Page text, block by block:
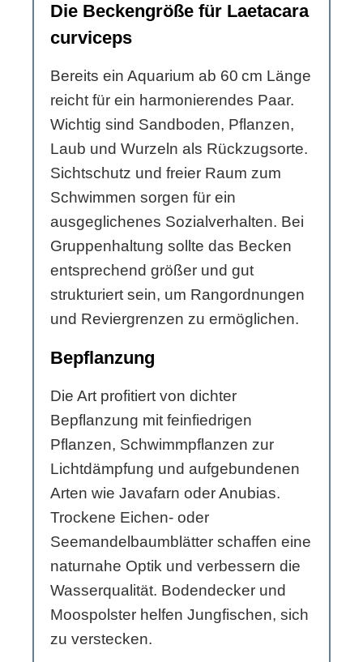
Die Beckengröße für Laetacara
curviceps
Bereits ein Aquarium ab 60 cm Länge
reicht für ein harmonierendes Paar.
Wichtig sind Sandboden, Pflanzen,
Laub und Wurzeln als Rückzugsorte.
Sichtschutz und freier Raum zum
Schwimmen sorgen für ein
ausgeglichenes Sozialverhalten. Bei
Gruppenhaltung sollte das Becken
entsprechend größer und gut
strukturiert sein, um Rangordnungen
und Reviergrenzen zu ermöglichen.
Bepflanzung
Die Art profitiert von dichter
Bepflanzung mit feinfiedrigen
Pflanzen, Schwimmpflanzen zur
Lichtdämpfung und aufgebundenen
Arten wie Javafarn oder Anubias.
Trockene Eichen- oder
Seemandelbaumblätter schaffen eine
naturnahe Optik und verbessern die
Wasserqualität. Bodendecker und
Moospolster helfen Jungfischen, sich
zu verstecken.